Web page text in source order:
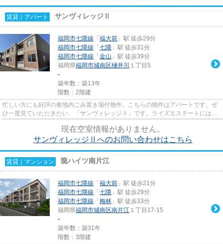
賃貸｜アパート サンヴィレッジⅡ
福岡市七隈線 「 福大前 」駅 徒歩29分
福岡市七隈線 「 七隈 」駅 徒歩31分
福岡市七隈線 「 金山 」駅 徒歩39分
福岡県福岡市城南区樋井川 １丁目5
-
築年数：築13年
階数：2階建
忙しい方にも好評の敷地内ごみ置き場付物件。こちらの物件はアパートです。ぜ
ひ一度見ていただきたい、「サンヴィレッジⅡ」です。ライズエステートには、
現在空室情報がありません。
サンヴィレッジⅡへのお問い合わせはこちら
賃貸｜マンション 龍ハイツ南片江
福岡市七隈線 「 福大前 」駅 徒歩21分
福岡市七隈線 「 七隈 」駅 徒歩29分
福岡市七隈線 「 梅林 」駅 徒歩33分
福岡県福岡市城南区南片江 １丁目17-15
-
築年数：築31年
階数：3階建